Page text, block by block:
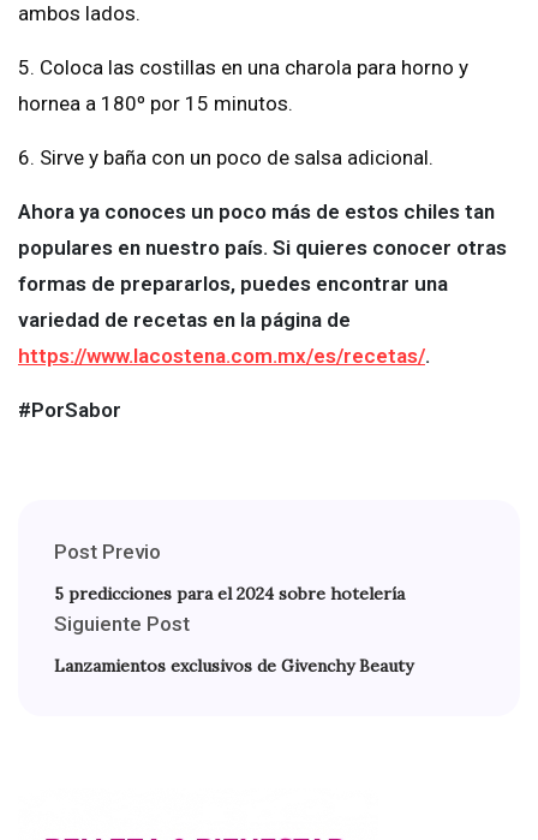
ambos lados.
5. Coloca las costillas en una charola para horno y
hornea a 180º por 15 minutos.
6. Sirve y baña con un poco de salsa adicional.
Ahora ya conoces un poco más de estos chiles tan
populares en nuestro país. Si quieres conocer otras
formas de prepararlos, puedes encontrar una
variedad de recetas en la página de
https://www.lacostena.com.mx/es/recetas/.
#PorSabor
Post Previo
5 predicciones para el 2024 sobre hotelería
Siguiente Post
Lanzamientos exclusivos de Givenchy Beauty